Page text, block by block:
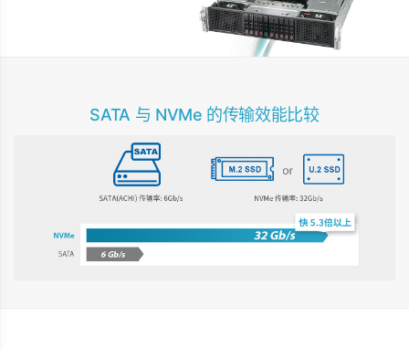
SATA 与 NVMe 的传输效能比较